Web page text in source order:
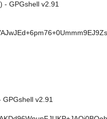
- GPGshell v2.91
GPGshell v2.91